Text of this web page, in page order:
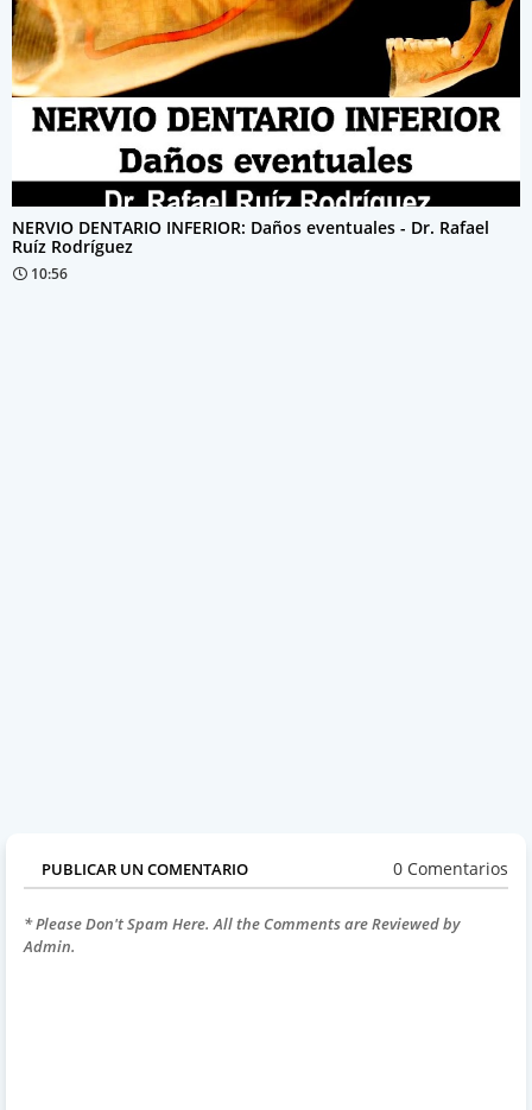
NERVIO DENTARIO INFERIOR: Daños eventuales - Dr. Rafael
Ruíz Rodríguez
10:56
PUBLICAR UN COMENTARIO 0 Comentarios
* Please Don't Spam Here. All the Comments are Reviewed by
Admin.